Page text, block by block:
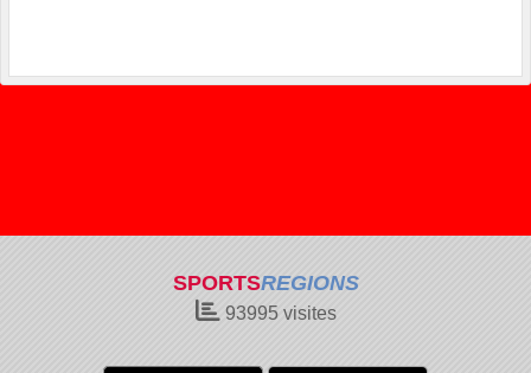
SPORTSREGIONS
93995visites